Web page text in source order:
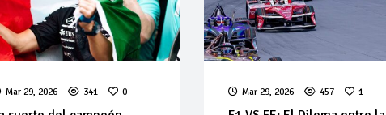
Mar 29, 2026 341 0 Mar 29, 2026 457 1